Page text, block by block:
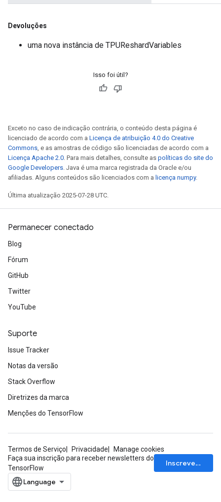
Devoluções
uma nova instância de TPUReshardVariables
Isso foi útil?
Exceto no caso de indicação contrária, o conteúdo desta página é
licenciado de acordo com a Licença de atribuição 4.0 do Creative
Commons, e as amostras de código são licenciadas de acordo com a
Licença Apache 2.0. Para mais detalhes, consulte as políticas do site do
Google Developers. Java é uma marca registrada da Oracle e/ou
afiliadas. Alguns conteúdos são licenciados com a licença numpy.
Última atualização 2025-07-28 UTC.
Permanecer conectado
Blog
Fórum
GitHub
Twitter
YouTube
Suporte
Issue Tracker
Notas da versão
Stack Overflow
Diretrizes da marca
Menções do TensorFlow
Termos de Serviço Privacidade
Manage cookies
Faça sua inscrição para receber newsletters do
TensorFlow
Inscrever-se